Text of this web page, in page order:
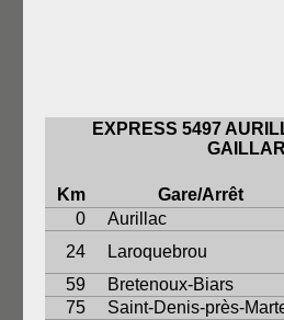
EXPRESS 5497
Km Gare/Arrêt
0
Aurillac
24
Laroquebrou
59
Bretenoux-Biars
75
Saint-Denis-près-